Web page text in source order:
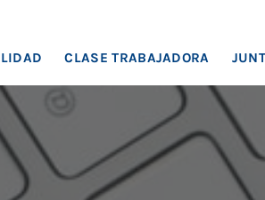
CLASE TRABAJADORA